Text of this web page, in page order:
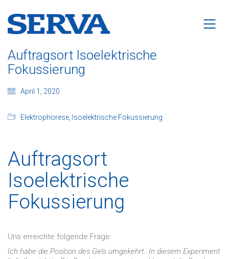
Auftragsort Isoelektrische
Fokussierung
April 1, 2020
Elektrophorese Isoelektrische Fokussierung
Auftragsort
Isoelektrische
Fokussierung
Uns erreichte folgende Frage:
Ich habe die Position des Gels umgekehrt…In diesem Experiment